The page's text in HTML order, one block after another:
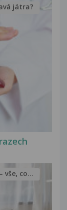
játra?
vše, co...